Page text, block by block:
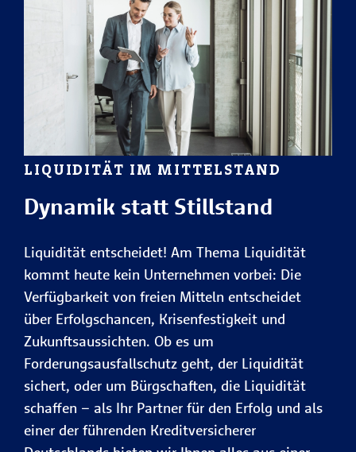
LIQUIDITÄT IM MITTELSTAND
Dynamik statt Stillstand
Liquidität entscheidet! Am Thema Liquidität
kommt heute kein Unternehmen vorbei: Die
Verfügbarkeit von freien Mitteln entscheidet
über Erfolgschancen, Krisenfestigkeit und
Zukunftsaussichten. Ob es um
Forderungsausfallschutz geht, der Liquidität
sichert, oder um Bürgschaften, die Liquidität
schaffen – als Ihr Partner für den Erfolg und als
einer der führenden Kreditversicherer